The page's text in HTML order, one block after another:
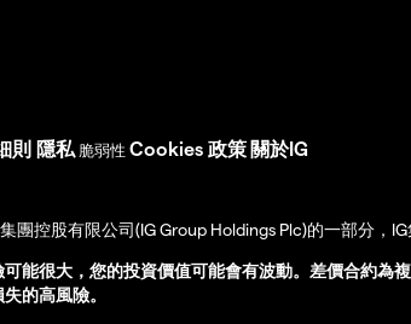
則 隱私 脆弱性 Cookies 政策 關於IG
團控股有限公司(IG Group Holdings Plc)的一部分，
能很大，您的投資價值可能會有波動。差價合約
的高風險。